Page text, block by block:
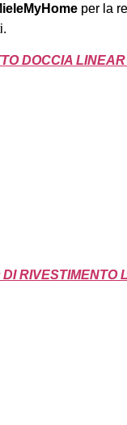
per la
DOCCIA LINEAR
RIVESTIMENTO